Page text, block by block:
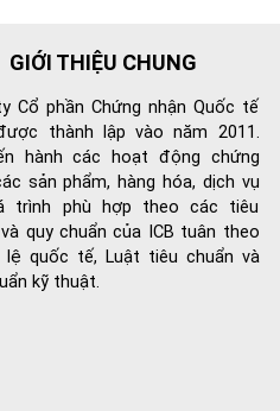
GIỚI THIỆU CHUNG
Cổ phần Chứng nhận Quốc tế
thành lập vào năm 2011.
hành các hoạt động chứng
sản phẩm, hàng hóa, dịch vụ
trình phù hợp theo các tiêu
quy chuẩn của ICB tuân theo
lệ quốc tế, Luật tiêu chuẩn và
kỹ thuật.